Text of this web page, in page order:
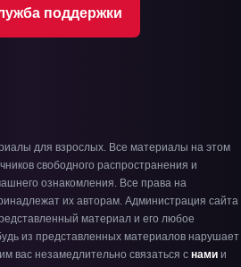
поддержки
для взрослых. Все материалы на этом
свободного распространения и
ознакомления. Все права на
их авторам. Администрация сайта
материал и его любое
из представленных материалов нарушает
вас незамедлительно связаться с нами и